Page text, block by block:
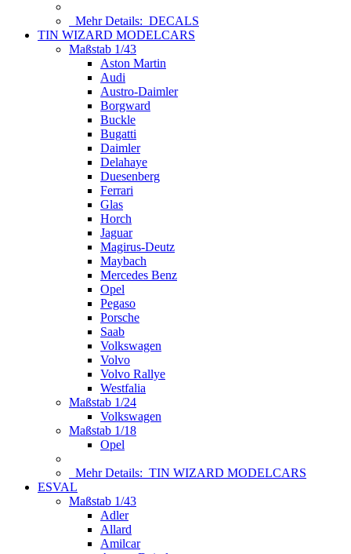
Mehr Details: DECALS
TIN WIZARD MODELCARS
Maßstab 1/43
Aston Martin
Audi
Austro-Daimler
Borgward
Buckle
Bugatti
Daimler
Delahaye
Duesenberg
Ferrari
Glas
Horch
Jaguar
Magirus-Deutz
Maybach
Mercedes Benz
Opel
Pegaso
Porsche
Saab
Volkswagen
Volvo
Volvo Rallye
Westfalia
Maßstab 1/24
Volkswagen
Maßstab 1/18
Opel
Mehr Details: TIN WIZARD MODELCARS
ESVAL
Maßstab 1/43
Adler
Allard
Amilcar